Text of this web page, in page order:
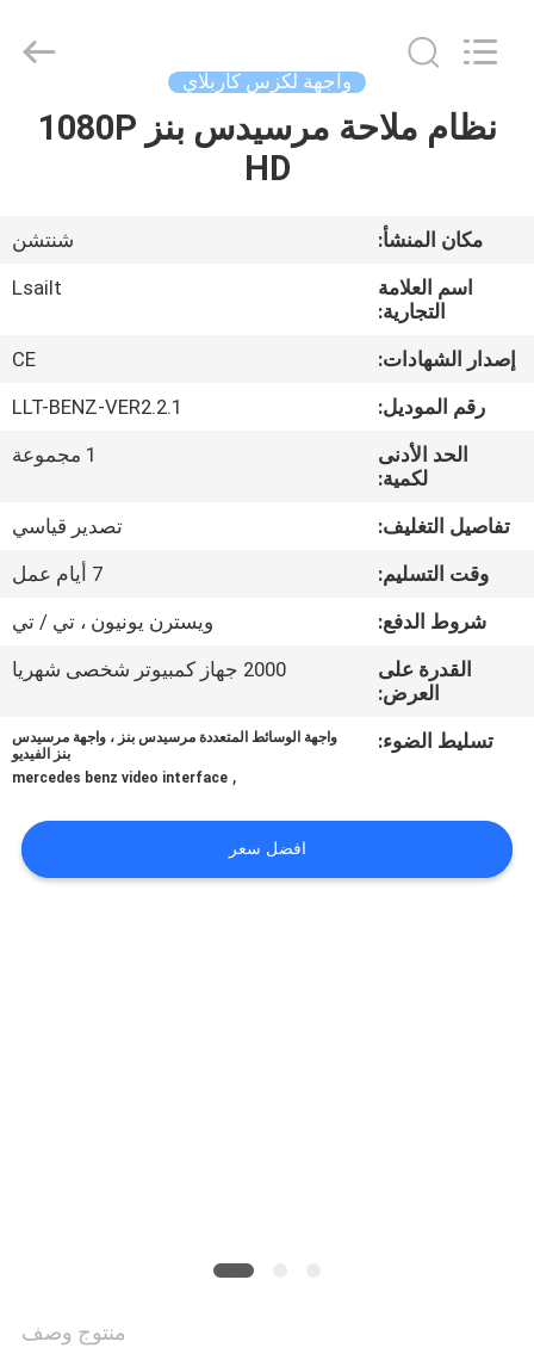
منزل،
منتجات
أشرطة
فيديو
معلومات
المعمل
الجودة
اتصل
بنا
Electron
Co.,Ltd.
واجهة لكزس كاربلاي
نظام ملاحة مرسيدس بنز 1080P
HD
مكان المنشأ:
شنتشن
اسم العلامة
التجارية:
Lsailt
إصدار الشهادات:
CE
رقم الموديل:
LLT-BENZ-VER2.2.1
الحد الأدنى
لكمية:
1 مجموعة
تفاصيل التغليف:
تصدير قياسي
وقت التسليم:
7 أيام عمل
شروط الدفع:
ويسترن يونيون ، تي / تي
القدرة على
العرض:
2000 جهاز كمبيوتر شخصى شهريا
تسليط الضوء:
واجهة الوسائط المتعددة مرسيدس بنز ، واجهة مرسيدس
بنز الفيديو
,
mercedes benz video interface
افضل سعر
منتوج وصف